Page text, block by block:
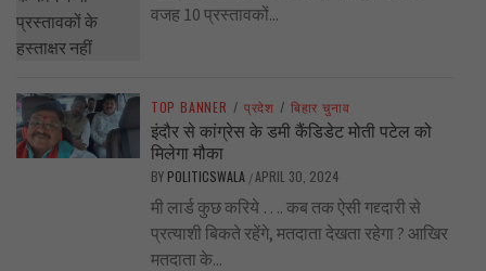
वजह 10 प्रस्तावकों...
TOP BANNER / प्रदेश / बिहार चुनाव
इंदौर से कांग्रेस के डमी कैंडिडेट मोती पटेल को
मिलेगा मौका
BY POLITICSWALA /APRIL 30, 2024
मी लार्ड कुछ करिये …. कब तक ऐसी गद्द्दारी से
प्रत्याशी बिकते रहेंगे, मतदाता देखता रहेगा ? आखिर
मतदाता के...